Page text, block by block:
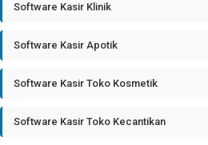
Software Kasir Klinik
Software Kasir Apotik
Software Kasir Toko Kosmetik
Software Kasir Toko Kecantikan